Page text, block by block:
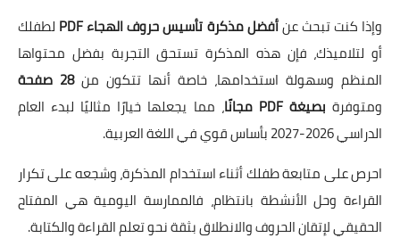
وإذا كنت تبحث عنأفضل مذكرة تأسيس حروف الهجاء PDF
لطفلك
أو لتلاميذك، فإن هذه المذكرة تستحق التجربة بفضل محتواها
المنظم وسهولة استخدامها، خاصة أنها تتكون من28 صفحة
ومتوفرة بصيغة PDF مجانًا
، مما يجعلها خيارًا مثاليًا لبدء العام
الدراسي 2026-2027 بأساس قوي في اللغة العربية.
احرص على متابعة طفلك أثناء استخدام المذكرة، وشجعه على تكرار
القراءة وحل الأنشطة بانتظام، فالممارسة اليومية هي المفتاح
الحقيقي لإتقان الحروف والانطلاق بثقة نحو تعلم القراءة والكتابة.